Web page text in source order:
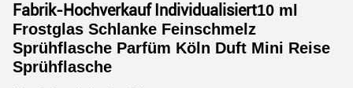
Fabrik-Hochverkauf Individualisiert10 ml
Frostglas Schlanke Feinschmelz
Sprühflasche Parfüm Köln Duft Mini Reise
Sprühflasche